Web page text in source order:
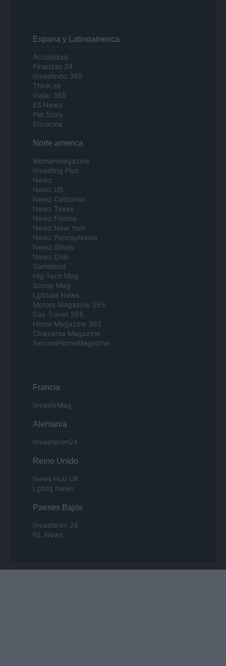
Espana y Latinoamerica
Actualidad
Finanzas 24
Investindo 365
Think.es
Viajar 365
ES Newz
Pet Story
Encocina
Norte america
Womanmagazine
Investing Plus
Newz
Newz US
Newz California
Newz Texas
Newz Florida
Newz New York
Newz Pennsylvania
Newz Illinois
Newz Ohio
Gameland
Hig Tech Mag
Scoop Mag
Lgbtqia News
Motors Magazine 365
Day Travel 365
Home Magazine 365
Cineverse Magazine
SecondHomeMagazine
Francia
InvestirMag
Alemania
Investieren24
Reino Unido
News Hub UK
Lgbtq News
Paeses Bajos
Investeren 24
NL Newz